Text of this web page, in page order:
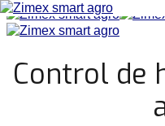
Control de